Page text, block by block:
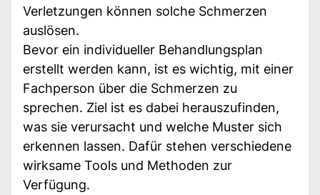
Verletzungen können solche Schmerzen
auslösen.
Bevor ein individueller Behandlungsplan
erstellt werden kann, ist es wichtig, mit einer
Fachperson über die Schmerzen zu
sprechen. Ziel ist es dabei herauszufinden,
was sie verursacht und welche Muster sich
erkennen lassen. Dafür stehen verschiedene
wirksame Tools und Methoden zur
Verfügung.